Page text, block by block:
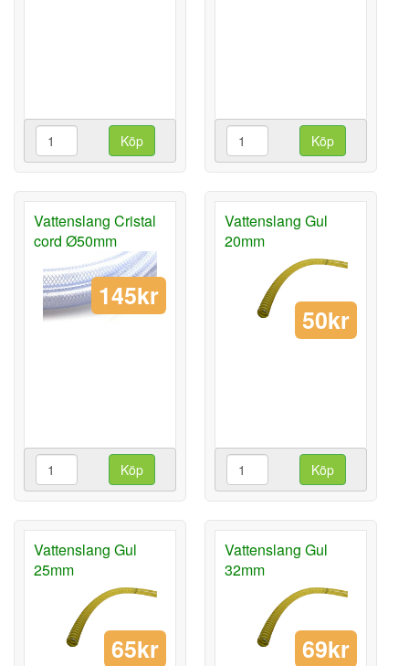
Köp Köp
Vattenslang Cristal
cord Ø50mm
145kr
Köp
Vattenslang Gul
20mm
50kr
Köp
Vattenslang Gul
25mm
65kr
Vattenslang Gul
32mm
69kr